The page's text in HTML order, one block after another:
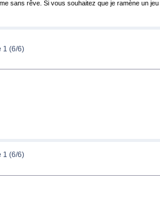
sans rêve. Si vous souhaitez que je ramène un jeu
1 (6/6)
1 (6/6)